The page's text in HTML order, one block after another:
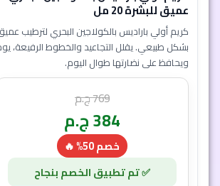
كريم أولي باراديس بالكولاجين البحري
عميق للبشرة 20 مل
كريم أولي باراديس بالكولاجين البحري لترطيب
بشكل طبيعي. يقلل التجاعيد والخطوط الرفيعة،
ويحافظ على نضارتها طوال اليوم.
769 ج.م
384ج.م
خصم 50% 🔥